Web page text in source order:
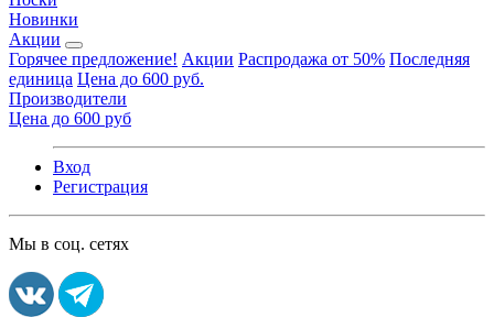
Новинки
Акции
Горячее предложение! Акции Распродажа от 50% Последняя
единица Цена до 600 руб.
Производители
Цена до 600 руб
Вход
Регистрация
Мы в соц. сетях